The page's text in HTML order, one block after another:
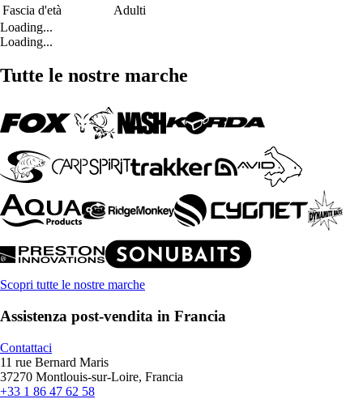
Fascia d'età
Adulti
Loading...
Loading...
Tutte le nostre marche
Scopri tutte le nostre marche
Assistenza post-vendita in Francia
Contattaci
11 rue Bernard Maris
37270 Montlouis-sur-Loire, Francia
+33 1 86 47 62 58